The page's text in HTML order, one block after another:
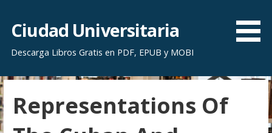
r
a
l
c
Ciudad Universitaria
Descarga Libros Gratis en PDF, EPUB y MOBI
Representations Of